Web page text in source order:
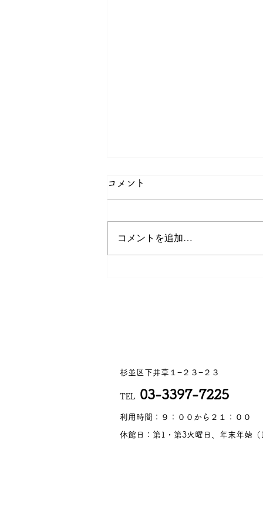
2026年8月の館だより
コメント
コメントを追加…
杉並区下井草１−２３−２３
TEL 03-3397-7225
​利用時間：９：００から２１：００
休館日：第1・第3火曜日、年末年始